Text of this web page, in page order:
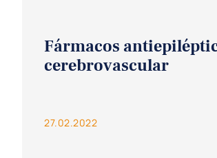
Fármacos
cerebrovascular
27.02.2022